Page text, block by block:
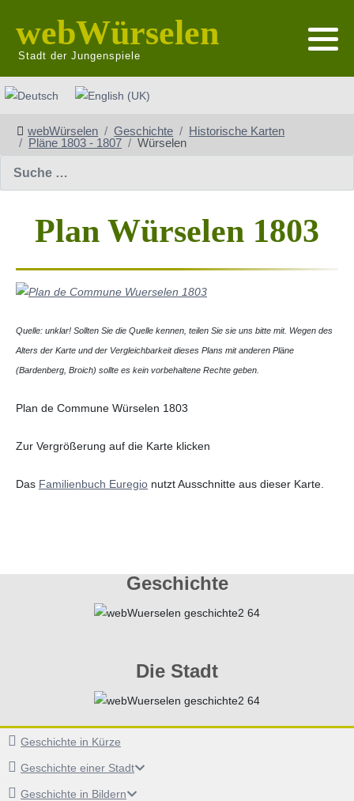
webWürselen
Stadt der Jungenspiele
Sprache auswählen
webWürselen Geschichte
Historische Karten
Pläne 1803 - 1807
Würselen
Geschichte
Die Stadt
Geschichte in Kürze
Geschichte einer Stadt
Geschichte in Bildern
Plan Würselen 1803
Quelle: unklar! Sollten Sie die Quelle kennen, teilen Sie sie uns bitte mit. Wegen des
Alters der Karte und der Vergleichbarkeit dieses Plans mit anderen Pläne
(Bardenberg, Broich) sollte es kein vorbehaltene Rechte geben.
Plan de Commune Würselen 1803
Zur Vergrößerung auf die Karte klicken
Das Familienbuch Euregio nutzt Ausschnitte aus dieser Karte.